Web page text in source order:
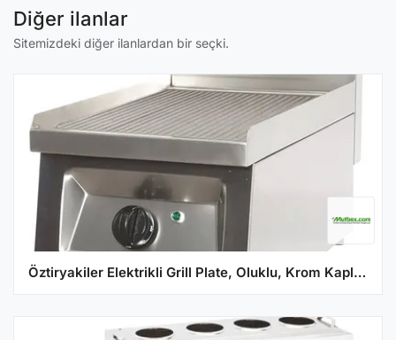
Diğer ilanlar
Sitemizdeki diğer ilanlardan bir seçki.
Öztiryakiler Elektrikli Grill Plate, Oluklu, Krom Kaplı, 40x65x30 cm, OGP 4065 N C